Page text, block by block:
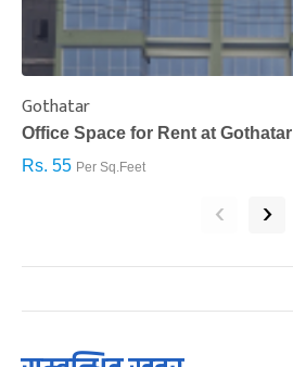
Gothatar
Office Space for Rent at Gothatar
Rs. 55 Per Sq.Feet
‹ ›